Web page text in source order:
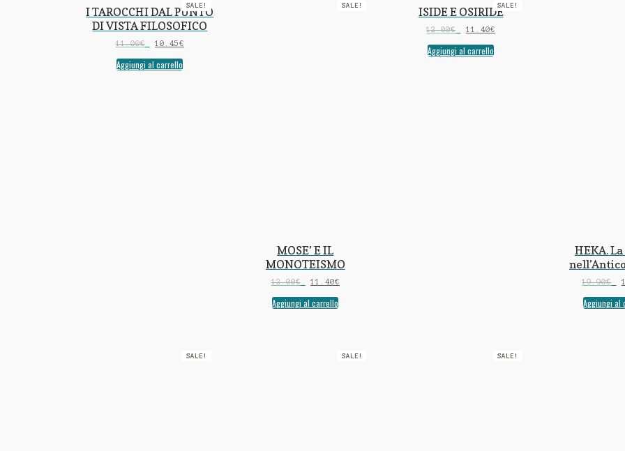
I TAROCCHI DAL PUNTO
DI VISTA FILOSOFICO
SALE!
11.00€ 10.45€
Aggiungi al carrello
MOSE’ E IL
MONOTEISMO
SALE!
12.00€ 11.40€
Aggiungi al carrello
ISIDE E OSIRIDESALE!
12.00€ 11.40€
Aggiungi al carrello
HEKA.
19.90€
Aggiungi al
SALE! SALE! SALE!